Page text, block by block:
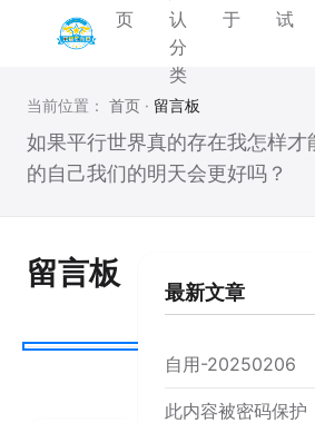
页
认
分
类
于
试
当前位置： 首页 · 留言板
如果平行世界真的存在我怎样才
的自己我们的明天会更好吗？
留言板
最新文章
自用-20250206
此内容被密码保护